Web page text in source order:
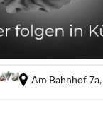
Am Bahnhof 7a,